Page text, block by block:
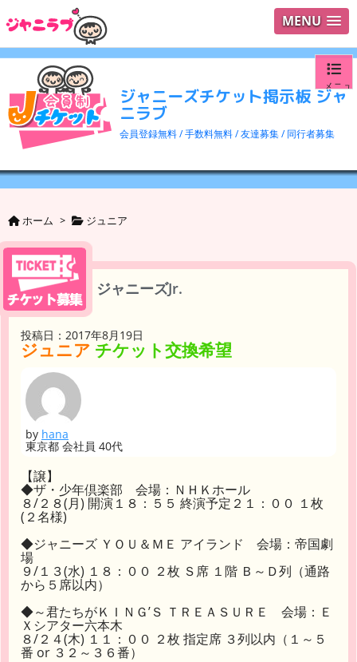
MENU
ジャニーズチケット掲示板 ジャ
ニラブ
会員登録無料 / 手数料無料 / 友達募集 / 同行者募集
メニュ
ログイ
ユーザ
ホーム > ジュニア
ジャニーズJr.
投稿日：2017年8月19日
ジュニア チケット交換希望
by hana
東京都 会社員 40代
【譲】
◆ザ・少年倶楽部 会場：ＮＨＫホール
８/２８(月) 開演１８：５５ 終演予定２１：００ １枚
(２名様)
◆ジャニーズ ＹＯＵ＆ＭＥ アイランド 会場：帝国劇
場
９/１３(水) １８：００ ２枚 Ｓ席 １階 Ｂ～Ｄ列（通路
から５席以内）
◆～君たちがＫＩＮＧ’Ｓ ＴＲＥＡＳＵＲＥ 会場：Ｅ
Ｘシアター六本木
８/２４(木) １１：００ ２枚 指定席 ３列以内（１～５
番 or ３２～３６番）